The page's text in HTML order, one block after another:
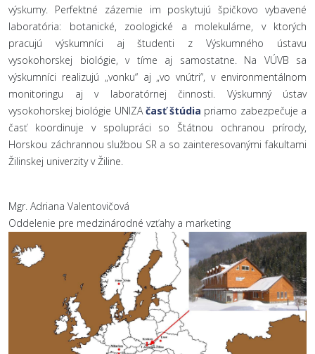
výskumy. Perfektné zázemie im poskytujú špičkovo vybavené
laboratória: botanické, zoologické a molekulárne, v ktorých
pracujú výskumníci aj študenti z Výskumného ústavu
vysokohorskej biológie, v tíme aj samostatne. Na VÚVB sa
výskumníci realizujú „vonku“ aj „vo vnútri“, v environmentálnom
monitoringu aj v laboratórnej činnosti. Výskumný ústav
vysokohorskej biológie UNIZAčasť štúdia priamo zabezpečuje a
časť koordinuje v spolupráci so Štátnou ochranou prírody,
Horskou záchrannou službou SR a so zainteresovanými fakultami
Žilinskej univerzity v Žiline.
Mgr. Adriana Valentovičová
Oddelenie pre medzinárodné vzťahy a marketing